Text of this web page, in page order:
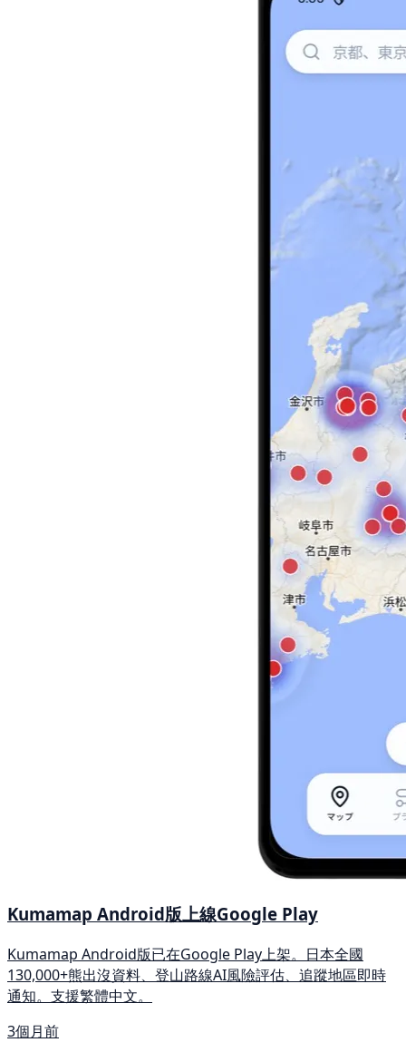
Kumamap Android版上線Google Play
Kumamap Android版已在Google Play上架。日本全國
130,000+熊出沒資料、登山路線AI風險評估、追蹤地區即時
通知。支援繁體中文。
3個月前